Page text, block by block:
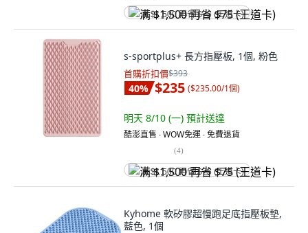
满 $1,500 再省 $75 (王道卡)
s-sportplus+ 長方指壓板, 1個, 粉色
首購折扣價$393
40% $235 ($235.00/1個)
明天 8/10 (一) 預計送達
酷澎直售 ∙ WOW免運 ∙ 免費退貨
(4)
满 $1,500 再省 $75 (王道卡)
Kyhome 軟矽膠超慢跑足底指壓板墊,
藍色, 1個